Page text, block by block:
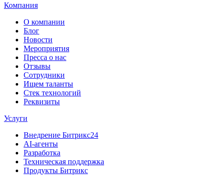
Компания
О компании
Блог
Новости
Мероприятия
Пресса о нас
Отзывы
Сотрудники
Ищем таланты
Стек технологий
Реквизиты
Услуги
Внедрение Битрикс24
AI-агенты
Разработка
Техническая поддержка
Продукты Битрикс